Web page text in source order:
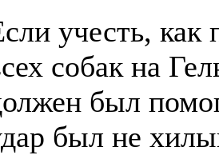
учесть, как
собак на
был
был не